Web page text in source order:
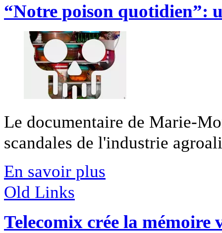
“Notre poison quotidien”:
Le documentaire de Marie-
scandales de l'industrie
En savoir plus
Old Links
Telecomix crée la mémoire